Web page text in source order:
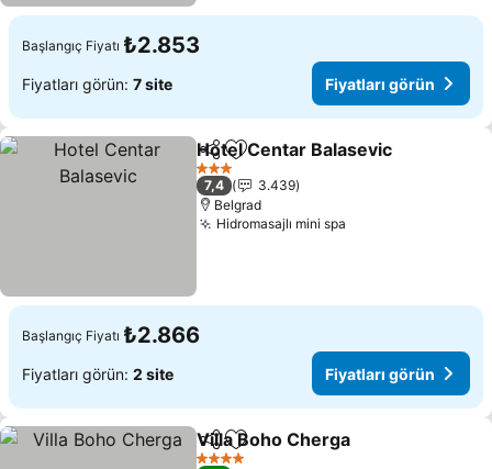
Başlangıç Fiyatı ₺2.853
Fiyatları görün: 7 site Fiyatları görün
PaylaşFavorilerime ekle
Hotel Centar Balasevic
3 Yıldız
7,4
3.439
Belgrad
Hidromasajlı mini spa
Başlangıç Fiyatı ₺2.866
Fiyatları görün: 2 site Fiyatları görün
PaylaşFavorilerime ekle
Villa Boho Cherga
4 Yıldız